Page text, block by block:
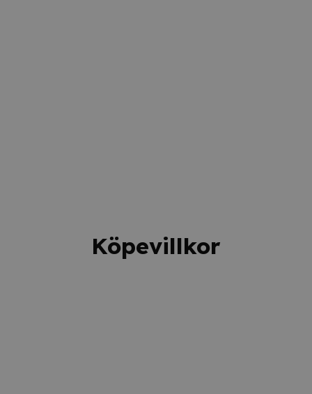
Köpevillkor